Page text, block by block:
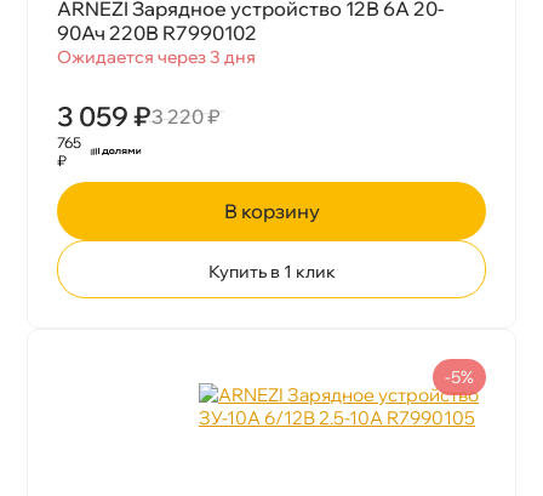
ARNEZI Зарядное устройство 12В 6А 20-
90Ач 220В R7990102
Ожидается через 3 дня
3 059 ₽3 220 ₽
765
₽
корзину
Купить в 1 клик
-5%